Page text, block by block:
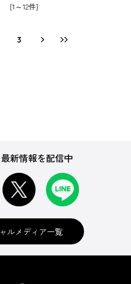
[1～12件]
3
新情報を配信中
ルメディア一覧